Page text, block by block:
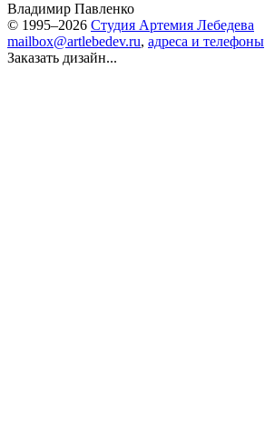
Владимир Павленко
© 1995–2026 Студия Артемия Лебедева
mailbox@artlebedev.ru, адреса и телефоны
Заказать дизайн...